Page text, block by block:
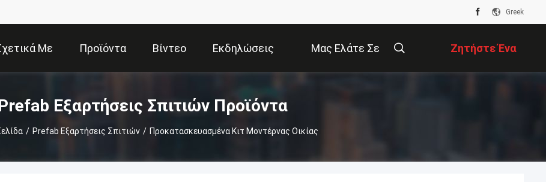
Greek
Με
Εμάς
Προϊόντα Βίντεο Εκδηλώσεις Μας Ελάτε Σε Ζητήστε Ένα
Απόσπασμα
Εξαρτήσεις Σπιτιών Προϊόντα
/ Prefab Εξαρτήσεις Σπιτιών / Προκατασκευασμένα Κιτ Μοντέρνας Οικίας